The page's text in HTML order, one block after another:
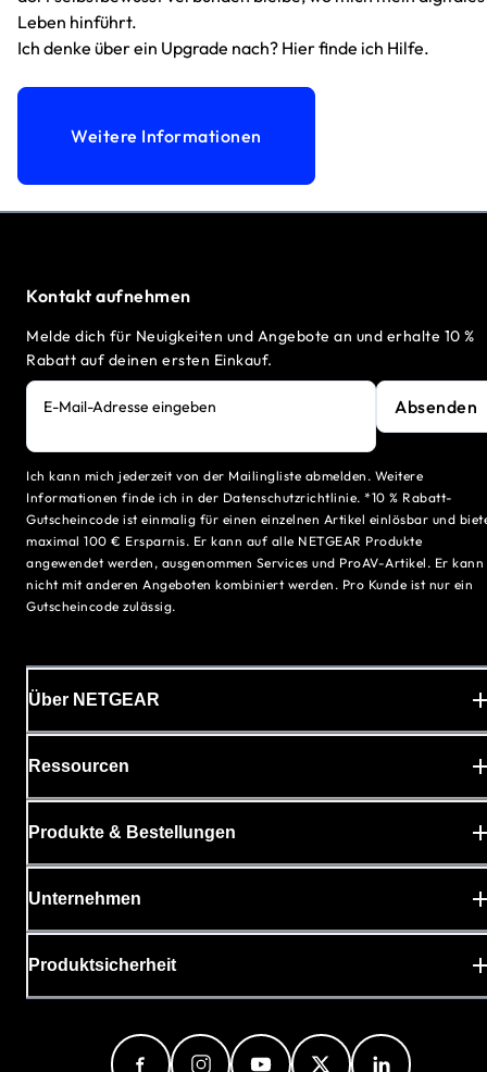
Leben hinführt.
Ich denke über ein Upgrade nach? Hier finde ich Hilfe.
Weitere Informationen
Kontakt aufnehmen
Melde dich für Neuigkeiten und Angebote an und erhalte 10 %
Rabatt auf deinen ersten Einkauf.
E-Mail-Adresse eingeben Absenden
Ich kann mich jederzeit von der Mailingliste abmelden. Weitere
Informationen finde ich in der Datenschutzrichtlinie. *10 % Rabatt-
Gutscheincode ist einmalig für einen einzelnen Artikel einlösbar und
maximal 100 € Ersparnis. Er kann auf alle NETGEAR Produkte
angewendet werden, ausgenommen Services und ProAV-Artikel. Er kann
nicht mit anderen Angeboten kombiniert werden. Pro Kunde ist nur ein
Gutscheincode zulässig.
Über NETGEAR
Ressourcen
Produkte & Bestellungen
Unternehmen
Produktsicherheit